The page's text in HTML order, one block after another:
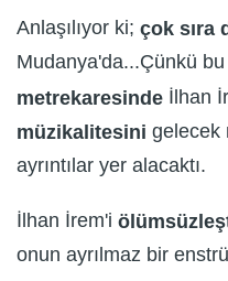
Anlaşılıyor ki; çok sıra
Mudanya'da...Çünkü bu
metrekaresinde İlhan
müzikalitesini gelecek
ayrıntılar yer alacaktı.
İlhan İrem'i
onun ayrılmaz bir